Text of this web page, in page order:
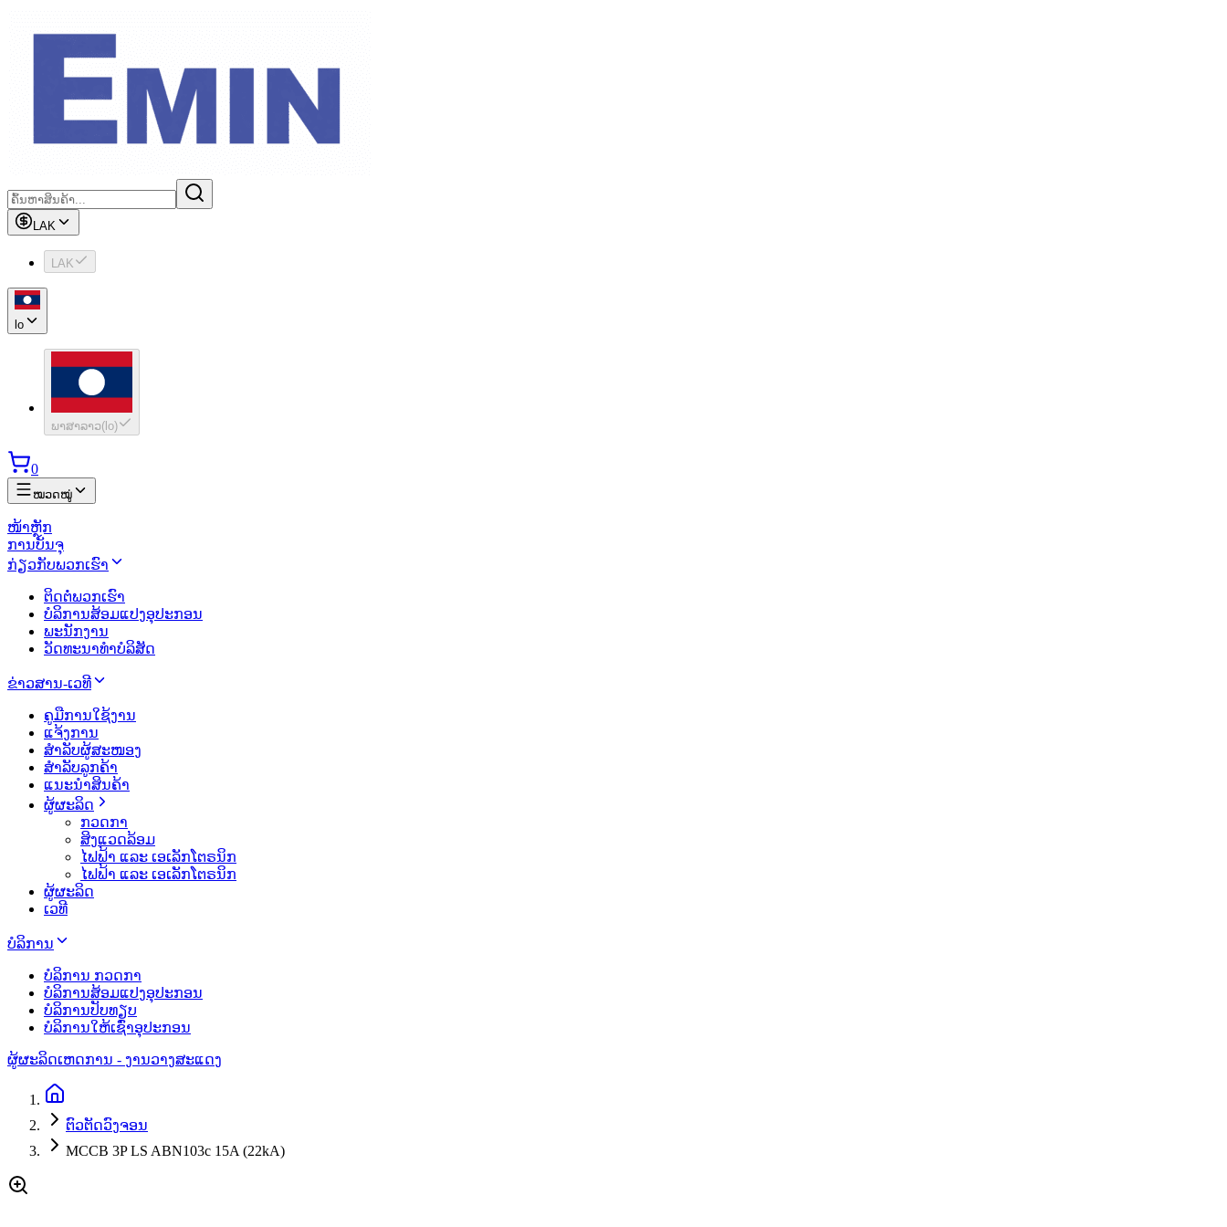
LAK
LAK
lo
ພາສາລາວ( lo)
0
ໝວດໝູ່
ໜ້າຫຼັກ
ການບັນຈຸ
ກ່ຽວກັບພວກເຮົາ
ຕິດຕໍ່ພວກເຮົາ
ບໍລິການສ້ອມແປງອຸປະກອນ
ພະນັກງານ
ວັດທະນາທຳບໍລິສັດ
ຂ່າວສານ-ເວທີ
ຄູມືການໃຊ້ງານ
ແຈ້ງການ
ສຳລັບຜູ້ສະໜອງ
ສຳລັບລູກຄ້າ
ແນະນຳສິນຄ້າ
ຜູ້ຜະລິດ
ກວດກາ
ສິງແວດລ້ອມ
ໄຟຟ້າ ແລະ ເອເລັກໂຕຣນິກ
ໄຟຟ້າ ແລະ ເອເລັກໂຕຣນິກ
ຜູ້ຜະລິດ
ເວທີ
ບໍລິການ
ບໍລິການ ກວດກາ
ບໍລິການສ້ອມແປງອຸປະກອນ
ບໍລິການປັບທຽບ
ບໍລິການໃຫ້ເຊົ່າອຸປະກອນ
ຜູ້ຜະລິດເຫດການ - ງານວາງສະແດງ
ຕົວຕັດວົງຈອນ
MCCB 3P LS ABN103c 15A (22kA)